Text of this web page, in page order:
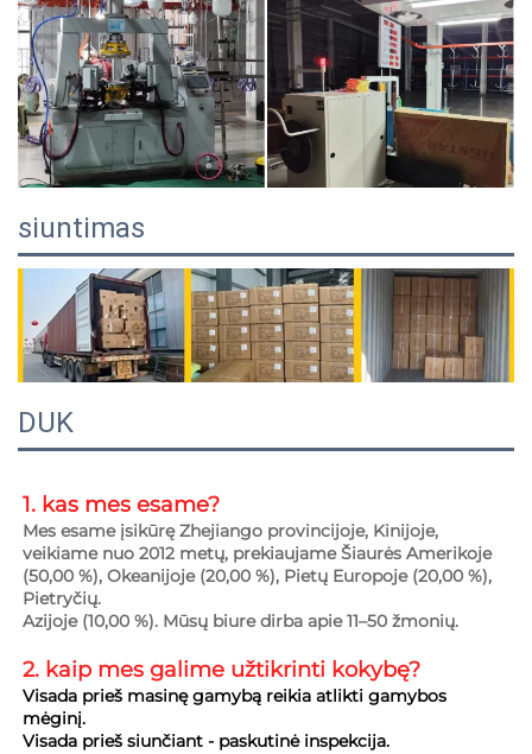
siuntimas
DUK
1. kas mes esame?
Mes esame įsikūrę Zhejiango provincijoje, Kinijoje,
veikiame nuo 2012 metų, prekiaujame Šiaurės Amerikoje
(50,00 %), Okeanijoje (20,00 %), Pietų Europoje (20,00 %),
Pietryčių.
Azijoje (10,00 %). Mūsų biure dirba apie 11–50 žmonių.
2. kaip mes galime užtikrinti kokybę?
Visada prieš masinę gamybą reikia atlikti gamybos
mėginį.
Visada prieš siunčiant - paskutinė inspekcija.